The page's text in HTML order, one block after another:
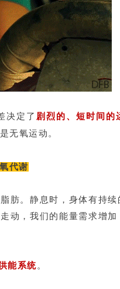
决定了 剧烈的、短时间的
无氧运动。
代谢
肪。静息时，身体有持
动，我们的能量需求增
能系统。